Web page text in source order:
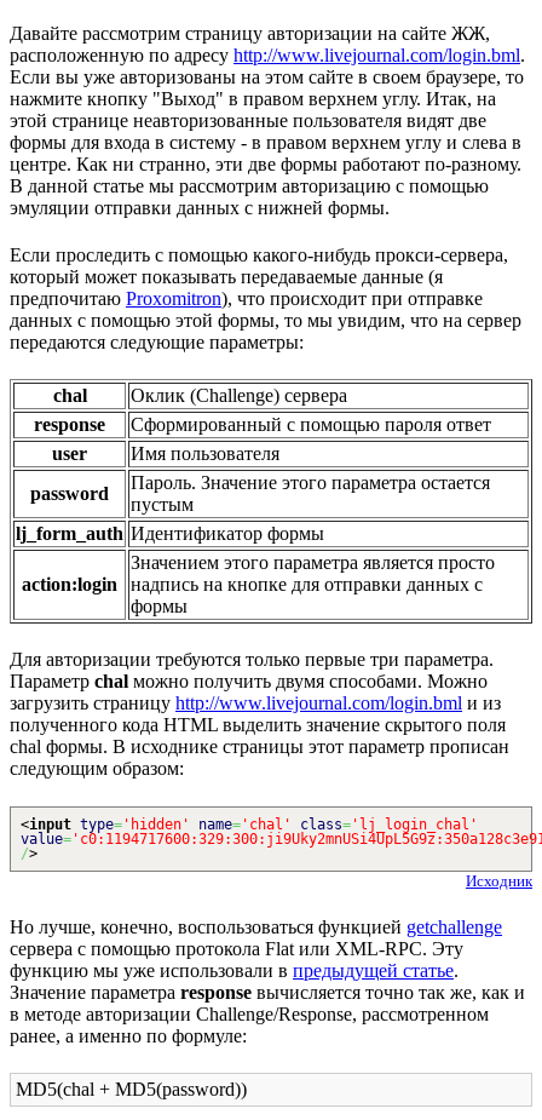
Давайте рассмотрим страницу авторизации на сайте ЖЖ,
расположенную по адресу http://www.livejournal.com/login.bml.
Если вы уже авторизованы на этом сайте в своем браузере, то
нажмите кнопку "Выход" в правом верхнем углу. Итак, на
этой странице неавторизованные пользователя видят две
формы для входа в систему - в правом верхнем углу и слева в
центре. Как ни странно, эти две формы работают по-разному.
В данной статье мы рассмотрим авторизацию с помощью
эмуляции отправки данных с нижней формы.
Если проследить с помощью какого-нибудь прокси-сервера,
который может показывать передаваемые данные (я
предпочитаю Proxomitron), что происходит при отправке
данных с помощью этой формы, то мы увидим, что на сервер
передаются следующие параметры:
chal
Оклик (Challenge) сервера
response
Сформированный с помощью пароля ответ
user
Имя пользователя
password
Пароль. Значение этого параметра остается
пустым
lj_form_auth Идентификатор формы
action:login
Значением этого параметра является просто
надпись на кнопке для отправки данных с
формы
Для авторизации требуются только первые три параметра.
Параметр chal можно получить двумя способами. Можно
загрузить страницу http://www.livejournal.com/login.bml и из
полученного кода HTML выделить значение скрытого поля
chal формы. В исходнике страницы этот параметр прописан
следующим образом:
<input type= 'hidden' name= 'chal' class= 'lj_login_chal'
value=
/>
Исходник
Но лучше, конечно, воспользоваться функцией getchallenge
сервера с помощью протокола Flat или XML-RPC. Эту
функцию мы уже использовали в предыдущей статье.
Значение параметра response вычисляется точно так же, как и
в методе авторизации Challenge/Response, рассмотренном
ранее, а именно по формуле:
MD5(chal + MD5(password))